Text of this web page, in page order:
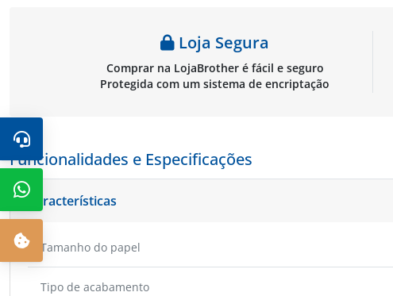
Loja Segura
Comprar na LojaBrother é fácil e seguro
Protegida com um sistema de encriptação
Funcionalidades e Especificações
Características
Tamanho do papel
Tipo de acabamento